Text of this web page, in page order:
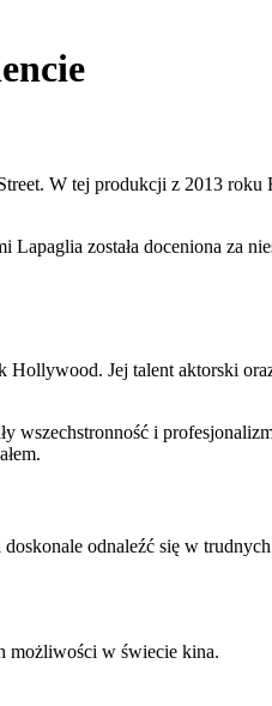
W tej produkcji z 2013 roku
została doceniona za
Jej talent aktorski
i
odnaleźć się w
możliwości w świecie kina.